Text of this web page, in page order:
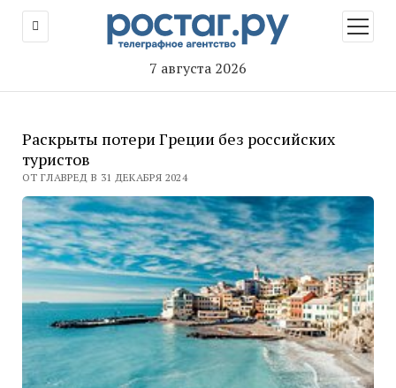
7 августа 2026
меню
Раскрыты потери Греции без российских
туристов
ОТ ГЛАВРЕД В 31 ДЕКАБРЯ 2024